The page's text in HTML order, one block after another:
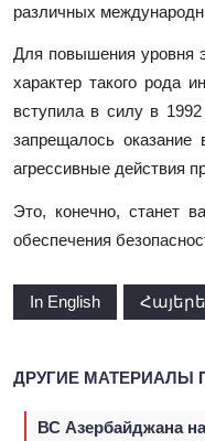
различных
Для повышения уровня
характер такого рода
вступила в силу в
запрещалось
агрессивные действия
Это, конечно, станет
обеспечения
In English
ДРУГИЕ МАТЕРИАЛЫ
ВС Азербайджана